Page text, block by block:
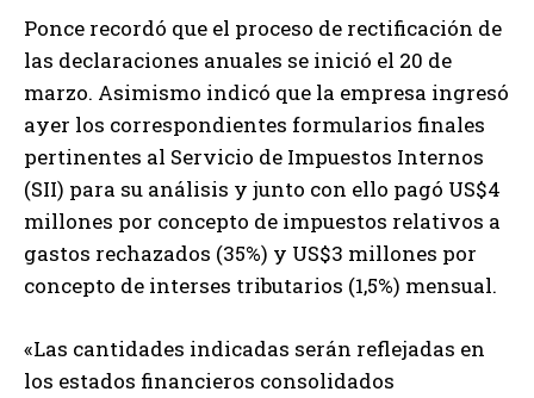
Ponce recordó que el proceso de rectificación de
las declaraciones anuales se inició el 20 de
marzo. Asimismo indicó que la empresa ingresó
ayer los correspondientes formularios finales
pertinentes al Servicio de Impuestos Internos
(SII) para su análisis y junto con ello pagó US$4
millones por concepto de impuestos relativos a
gastos rechazados (35%) y US$3 millones por
concepto de interses tributarios (1,5%) mensual.
«Las cantidades indicadas serán reflejadas en
los estados financieros consolidados